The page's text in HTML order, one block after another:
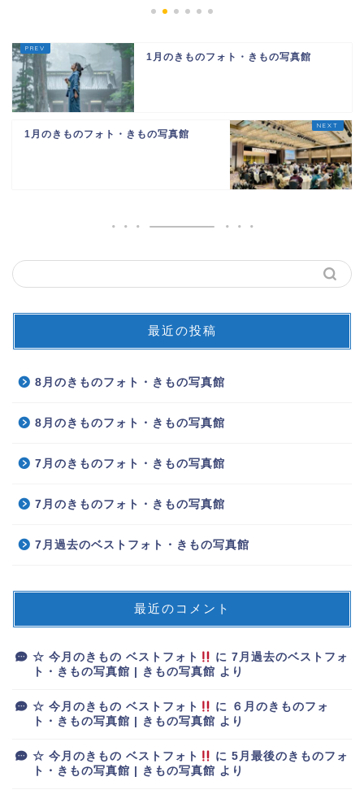
1月のきものフォト・きもの写真館
1月のきものフォト・きもの写真館
最近の投稿
8月のきものフォト・きもの写真館
8月のきものフォト・きもの写真館
7月のきものフォト・きもの写真館
7月のきものフォト・きもの写真館
7月過去のベストフォト・きもの写真館
最近のコメント
☆ 今月のきもの ベストフォト に7月過去のベストフォ
ト・きもの写真館 | きもの写真館 より
☆ 今月のきもの ベストフォト に ６月のきものフォ
ト・きもの写真館 | きもの写真館 より
☆ 今月のきもの ベストフォト に5月最後のきものフォ
ト・きもの写真館 | きもの写真館 より